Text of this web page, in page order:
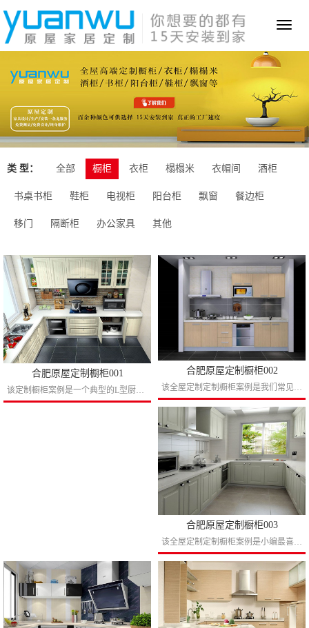
Toggle
类 型： 全部 橱柜 衣柜 榻榻米 衣帽间 酒柜
书桌书柜 鞋柜 电视柜 阳台柜 飘窗 餐边柜
移门 隔断柜 办公家具 其他
合肥原屋定制橱柜001
该定制橱柜案例是一个典型的L型厨房户型的标杆，上柜嵌入式的油烟机设计可以让吊柜更加饱满，玻璃门的设计点缀使其更有格调，下柜嵌入式洗碗机可以说是现代生活的至高追求。...
合肥原屋定制橱柜002
该全屋定制定制橱柜案例是我们常见的小户型一字型厨房设计，小户型开放式的厨房定制有时候很难做到高大尚，那我们就把定制橱柜搞得越简单越好，或许这套小房子里不一定天天烧饭，但是中国人有个...
合肥原屋定制橱柜003
该全屋定制定制橱柜案例是小编最喜欢的一套定制橱柜案例之一，也是大多数U型厨房户型定制橱柜案例的典型代表，浅色的吸塑门板带着点小花大气而不失浮夸，上柜顶线罗马柱设计使朋友到你家里就会...